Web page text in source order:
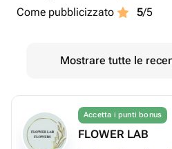
Come pubblicizzato
5/5
Mostrare tutte le
Accetta i punti bonus
FLOWER LAB